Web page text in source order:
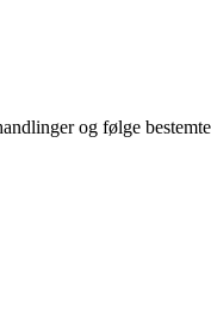
og følge bestemte